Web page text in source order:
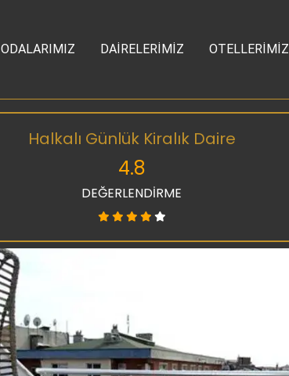
ODALARIMIZ DAİRELERİMİZ OTELLERİMİZ
Halkalı Günlük Kiralık Daire
4.8
DEĞERLENDİRME